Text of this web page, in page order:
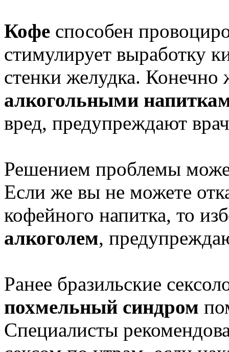
Кофе способен
стимулирует выработку
стенки желудка. Конечно
алкогольными
вред, предупреждают
Решением проблемы
Если же вы не можете
кофейного напитка, то
алкоголем,
Ранее бразильские
похмельный синдром
Специалисты